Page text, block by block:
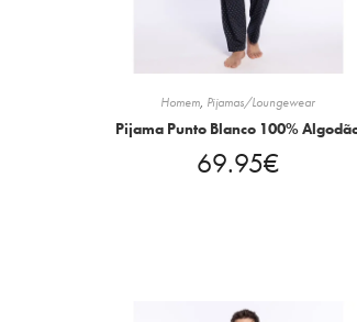
Homem, Pijamas/Loungewear
Pijama Punto Blanco 100%
69.95€